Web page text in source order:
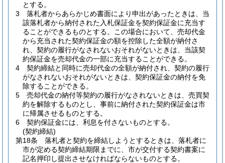
とする。
3
落札者からあらかじめ書面により申出があったときは、当
該落札者から納付された入札保証金を契約保証金に充当す
ることができるものとする。
この場合において、売却代金
から充当された契約保証金の額を控除した全額が納付さ
れ、契約の履行がなされないおそれがないときは、当該契
約保証金を売却代金の一部に充当することができる。
4
契約締結と同時に売却代金の全額が納付され、契約の履行
がなされないおそれがないときは、契約保証金の納付を免
除することができる。
5
売却代金の納付等契約の履行がなされないときは、売買契
約を解除するものとし、事前に納付された契約保証金は市
に帰属させるものとする。
6
契約保証金には、利息を付さないものとする。
(契約締結)
第18条
落札者と契約を締結しようとするときは、落札者に
市が定める契約締結期限までに、市が交付する契約書案に
記名押印し提出させなければならないものとする。